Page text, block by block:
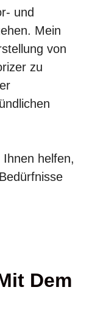
und
Mein
von
zu
helfen,
Dem